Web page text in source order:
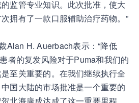
监管专业知识。此次批准，使大
拥有了一款口服辅助治疗药物。”
Alan H. Auerbach表示：“降低
者的复发风险对于Puma和我们的
至关重要的。在我们继续执行全
国大陆的市场批准是一个重要的
北海康成达成了这一重要里程